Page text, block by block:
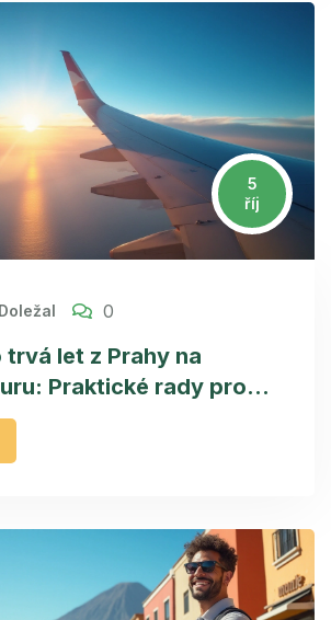
5
říj
0
trvá let z Prahy na
Praktické rady pro